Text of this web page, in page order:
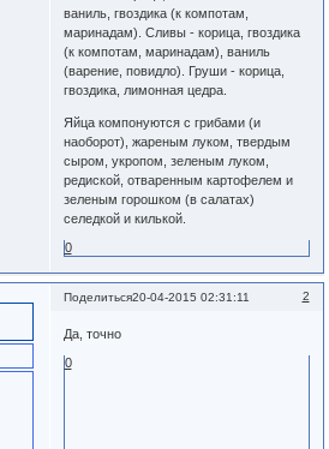
ваниль, гвоздика (к компотам,
маринадам). Сливы - корица, гвоздика
(к компотам, маринадам), ваниль
(варение, повидло). Груши - корица,
гвоздика, лимонная цедра.
Яйца компонуются с грибами (и
наоборот), жареным луком, твердым
сыром, укропом, зеленым луком,
редиской, отваренным картофелем и
зеленым горошком (в салатах)
селедкой и килькой.
0
Поделиться 2
20-04-2015 02:31:11
Да, точно
0